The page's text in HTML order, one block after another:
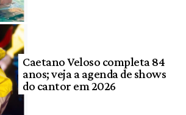
Caetano Veloso completa 84
anos; veja a agenda de shows
do cantor em 2026